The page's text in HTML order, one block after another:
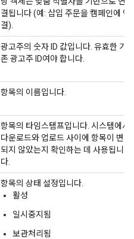
결됩니다 (예: 삽입 주문을 캠페인에 연
결).
광고주의 숫자 ID 값입니다. 유효한 기
존 광고주 ID여야 합니다.
항목의 이름입니다.
항목의 타임스탬프입니다. 시스템에서
다운로드와 업로드 사이에 항목이 변경
되지 않았는지 확인하는 데 사용됩니
다.
항목의 상태 설정입니다.
활성
일시중지됨
보관처리됨